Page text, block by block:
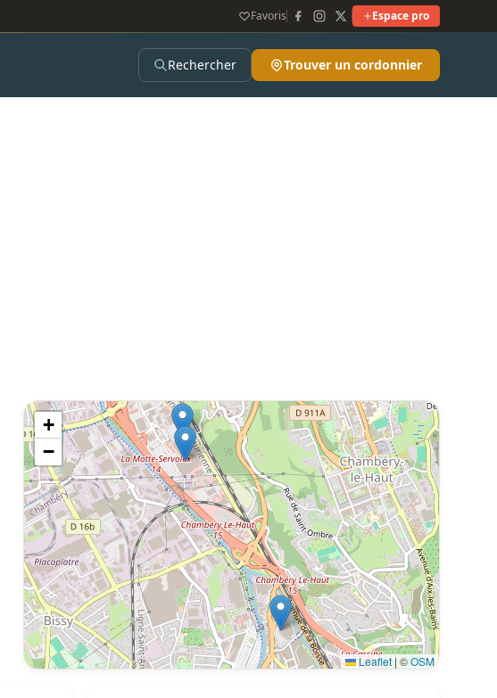
Favoris Espace pro
Rechercher Trouver un cordonnier
+
−
Leaflet | ©OSM